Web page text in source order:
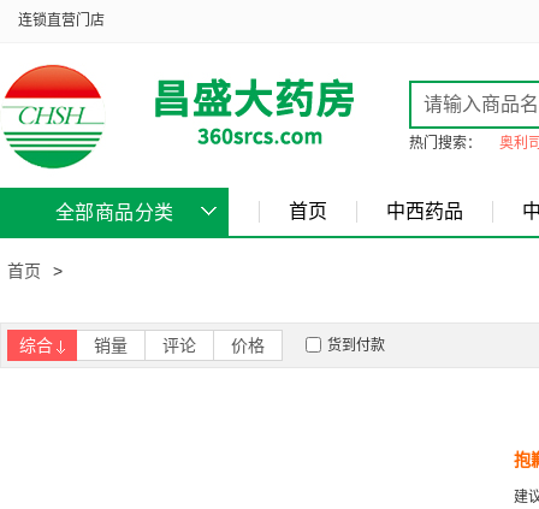
连锁直营门店
热门搜索： 奥利
全部商品分类 首页 中西药品
首页 >
综合 销量 评论 价格 货到付款
抱
建